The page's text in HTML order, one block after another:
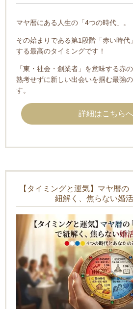
マヤ暦にある人生の「4つの時代」。
その始まりである第1段階「赤い時代
する最高のタイミングです！
「東・社会・創業者」を意味する赤
熟考せずに新しい出会いを掴む最強
す。
詳細はこちらへ
【タイミングと運気】マヤ暦
紐解く、焦らない婚